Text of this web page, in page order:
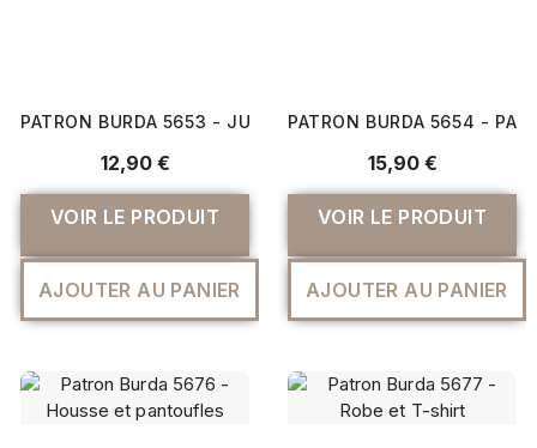
PATRON BURDA 5653 - JUPE
12,90 €
VOIR LE PRODUIT
AJOUTER AU PANIER
PATRON BURDA 5654 -
15,90 €
VOIR LE PRODUIT
AJOUTER AU PANIER